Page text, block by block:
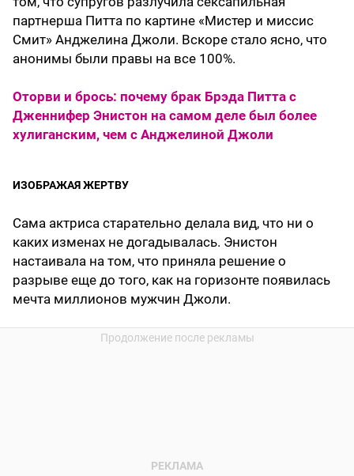
партнерша Питта по картине «Мистер и миссис
Смит» Анджелина Джоли. Вскоре стало ясно, что
анонимы были правы на все 100%.
Оторви и брось: почему брак Брэда Питта с
Дженнифер Энистон на самом деле был более
хулиганским, чем с Анджелиной Джоли
ИЗОБРАЖАЯ ЖЕРТВУ
Сама актриса старательно делала вид, что ни о
каких изменах не догадывалась. Энистон
настаивала на том, что приняла решение о
разрыве еще до того, как на горизонте появилась
мечта миллионов мужчин Джоли.